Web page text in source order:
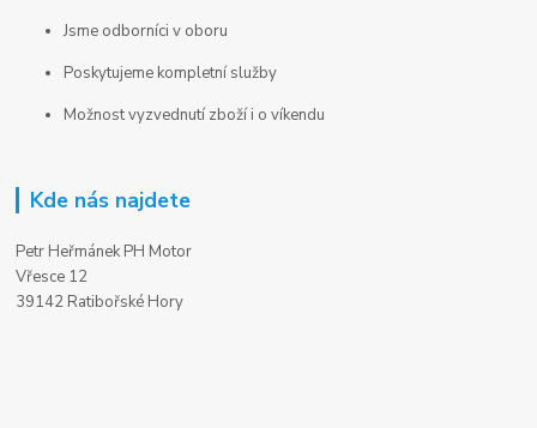
Jsme odborníci v oboru
Poskytujeme kompletní služby
Možnost vyzvednutí zboží i o víkendu
Kde nás najdete
Petr Heřmánek PH Motor
Vřesce 12
39142 Ratibořské Hory